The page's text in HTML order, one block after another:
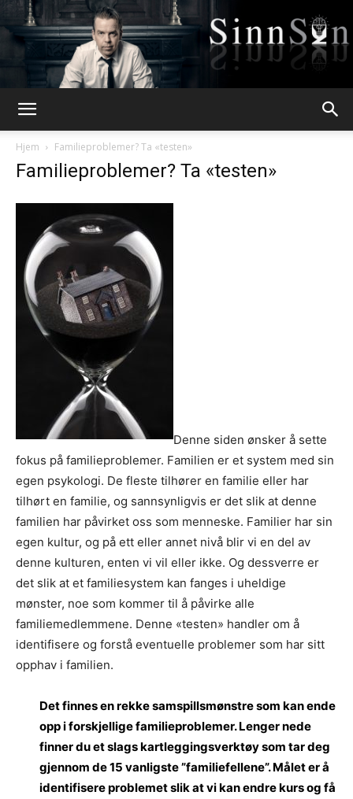
Hjem
Familieproblemer? Ta «testen»
Familieproblemer? Ta «testen»
Denne siden ønsker å sette
fokus på familieproblemer. Familien er et system med sin
egen psykologi. De fleste tilhører en familie eller har
tilhørt en familie, og sannsynligvis er det slik at denne
familien har påvirket oss som menneske. Familier har sin
egen kultur, og på ett eller annet nivå blir vi en del av
denne kulturen, enten vi vil eller ikke. Og dessverre er
det slik at et familiesystem kan fanges i uheldige
mønster, noe som kommer til å påvirke alle
familiemedlemmene. Denne «testen» handler om å
identifisere og forstå eventuelle problemer som har sitt
opphav i familien.
Det finnes en rekke samspillsmønstre som kan ende
opp i forskjellige familieproblemer. Lenger nede
finner du et slags kartleggingsverktøy som tar deg
gjennom de 15 vanligste ”familiefellene”. Målet er å
identifisere problemet slik at vi kan endre kurs og få